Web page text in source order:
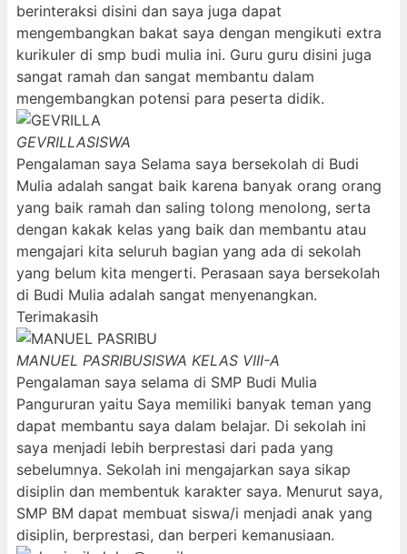
berinteraksi disini dan saya juga dapat
mengembangkan bakat saya dengan mengikuti extra
kurikuler di smp budi mulia ini. Guru guru disini juga
sangat ramah dan sangat membantu dalam
mengembangkan potensi para peserta didik.
GEVRILLASISWA
Pengalaman saya Selama saya bersekolah di Budi
Mulia adalah sangat baik karena banyak orang orang
yang baik ramah dan saling tolong menolong, serta
dengan kakak kelas yang baik dan membantu atau
mengajari kita seluruh bagian yang ada di sekolah
yang belum kita mengerti. Perasaan saya bersekolah
di Budi Mulia adalah sangat menyenangkan.
Terimakasih
MANUEL PASRIBUSISWA KELAS VIII-A
Pengalaman saya selama di SMP Budi Mulia
Pangururan yaitu Saya memiliki banyak teman yang
dapat membantu saya dalam belajar. Di sekolah ini
saya menjadi lebih berprestasi dari pada yang
sebelumnya. Sekolah ini mengajarkan saya sikap
disiplin dan membentuk karakter saya. Menurut saya,
SMP BM dapat membuat siswa/i menjadi anak yang
disiplin, berprestasi, dan berperi kemanusiaan.